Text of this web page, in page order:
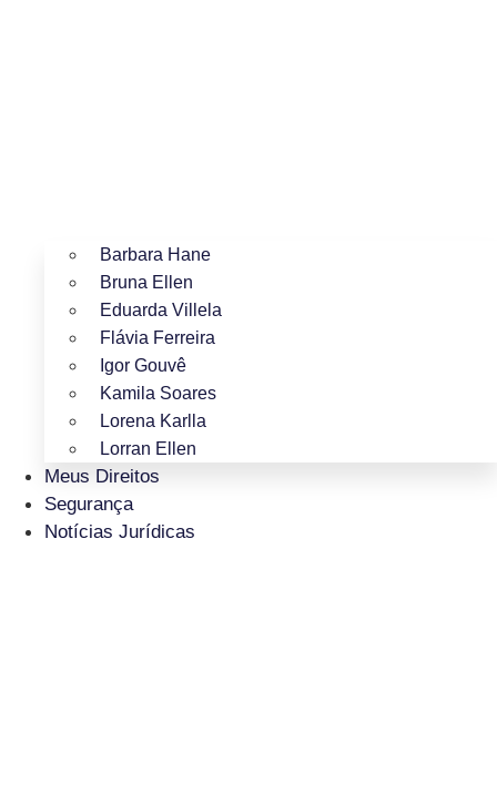
Barbara Hane
Bruna Ellen
Eduarda Villela
Flávia Ferreira
Igor Gouvê
Kamila Soares
Lorena Karlla
Lorran Ellen
Meus Direitos
Segurança
Notícias Jurídicas